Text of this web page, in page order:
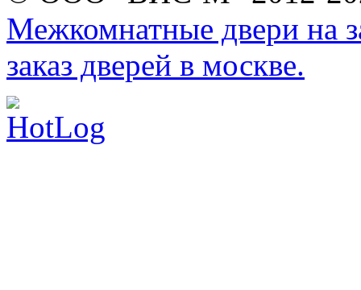
Межкомнатные двери на
заказ дверей в москве.